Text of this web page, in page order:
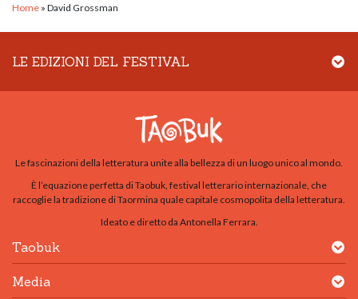
Home » David Grossman
LE EDIZIONI DEL FESTIVAL
Le fascinazioni della letteratura unite alla bellezza di un luogo unico al mondo.
È l’equazione perfetta di Taobuk, festival letterario internazionale, che
raccoglie la tradizione di Taormina quale capitale cosmopolita della letteratura.
Ideato e diretto da Antonella Ferrara.
Taobuk
Media